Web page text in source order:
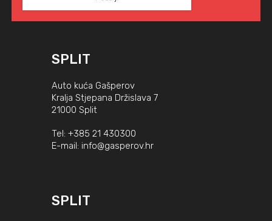
SPLIT
Auto kuća Gašperov
Kralja Stjepana Držislava 7
21000 Split
Tel: +385 21 430300
E-mail: info@gasperov.hr
SPLIT